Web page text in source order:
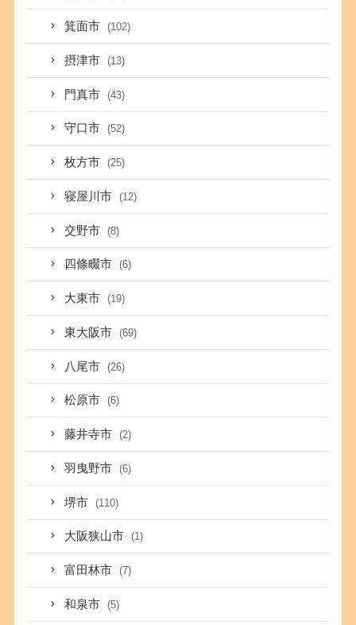
箕面市 (102)
摂津市 (13)
門真市 (43)
守口市 (52)
枚方市 (25)
寝屋川市 (12)
交野市 (8)
四條畷市 (6)
大東市 (19)
東大阪市 (69)
八尾市 (26)
松原市 (6)
藤井寺市 (2)
羽曳野市 (6)
堺市 (110)
大阪狭山市 (1)
富田林市 (7)
和泉市 (5)